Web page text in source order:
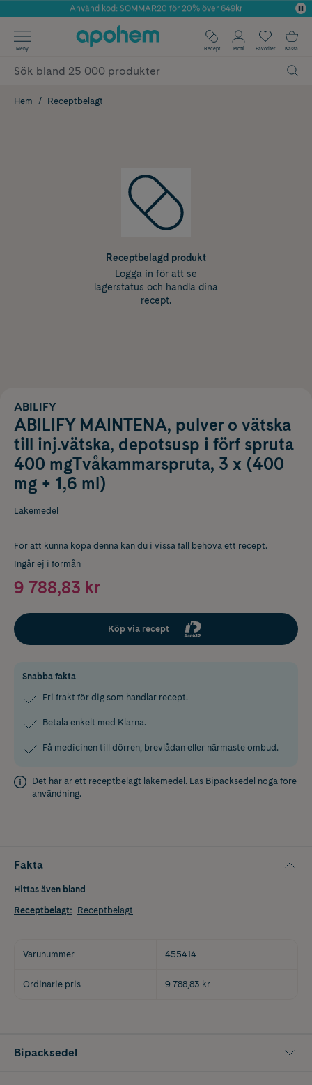
Årets Butik 2025 inom Skönhet
Använd kod: SOMMAR20 för 20% över 649kr
✓ Fri frakt
✓ Poäng på alla köp*
Meny Recept Profil Favoriter Kassa
Hem Receptbelagt
Receptbelagd produkt
Logga in för att se
lagerstatus och handla dina
recept.
ABILIFY
ABILIFY MAINTENA, pulver o vätska
till inj.vätska, depotsusp i förf spruta
400 mgTvåkammarspruta, 3 x (400
mg + 1,6 ml)
Läkemedel
För att kunna köpa denna kan du i vissa fall behöva ett recept.
Ingår ej i förmån
9 788,83 kr
Köp via recept
Snabba fakta
Fri frakt för dig som handlar recept.
Betala enkelt med Klarna.
Få medicinen till dörren, brevlådan eller närmaste ombud.
Det här är ett receptbelagt läkemedel. Läs Bipacksedel noga före
användning.
Fakta
Hittas även bland
Receptbelagt: Receptbelagt
Varunummer 455414
Ordinarie pris 9 788,83 kr
Bipacksedel